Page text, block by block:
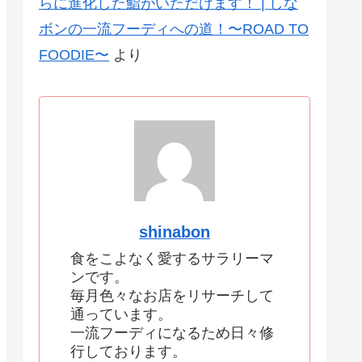
らに進化した鮨がいただけます！ | しな
ボンの一流フーディへの道！〜ROAD TO
FOODIE〜 より
shinabon
食をこよなく愛するサラリーマ
ンです。
毎月色々なお店をリサーチして
通っています。
一流フーディになるため日々修
行しております。